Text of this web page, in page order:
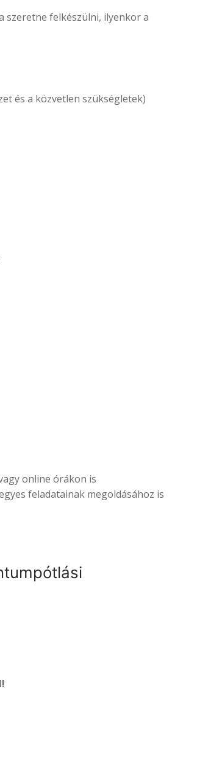
szeretne felkészülni, ilyenkor a
és a közvetlen szükségletek)
online órákon is
feladatainak megoldásához is